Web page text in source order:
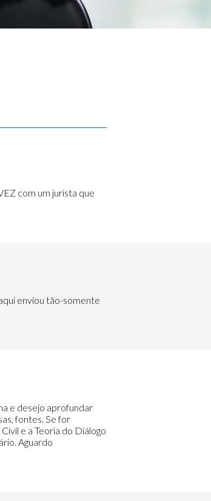
com um jurista que
enviou tão-somente
e desejo aprofundar
fontes. Se for
e a Teoria do Diálogo
Aguardo